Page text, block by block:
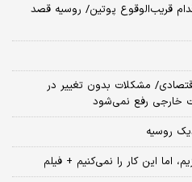
قریب‌الوقوع پوتین/ روسیه قصد
مشکلات بدون تغییر در
خارجی رفع نمی‌شود
روسیه
اما این کار را نمی‌کنیم + فیلم